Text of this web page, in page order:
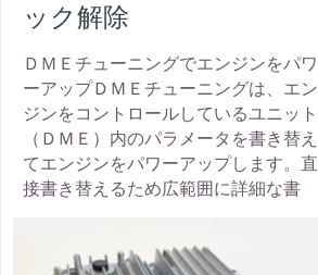
ック解除
ＤＭＥチューニングでエンジンをパワ
ーアップＤＭＥチューニングは、エン
ジンをコントロールしているユニット
（ＤＭＥ）内のパラメータを書き替え
てエンジンをパワーアップします。直
接書き替えるため広範囲に詳細な書